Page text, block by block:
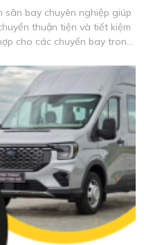
sân bay chuyên nghiệp giúp
thuận tiện và tiết kiệm
cho các chuyến bay trong